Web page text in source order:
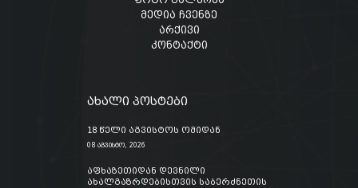
მედია ჩვენზე
არქივი
კონტაქტი
ახალი პოსტები
18 წელი აგვისტოს ომიდან
08 აგვისტო, 2026
აფხაზეთიდან დევნილი
ახალგაზრდებისთვის საბერძნეთის